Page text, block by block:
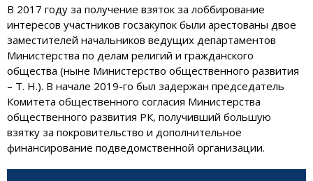
В 2017 году за получение взяток за лоббирование
интересов участников госзакупок были арестованы двое
заместителей начальников ведущих департаментов
Министерства по делам религий и гражданского
общества (ныне Министерство общественного развития
– Т. Н.). В начале 2019-го был задержан председатель
Комитета общественного согласия Министерства
общественного развития РК, получивший большую
взятку за покровительство и дополнительное
финансирование подведомственной организации.